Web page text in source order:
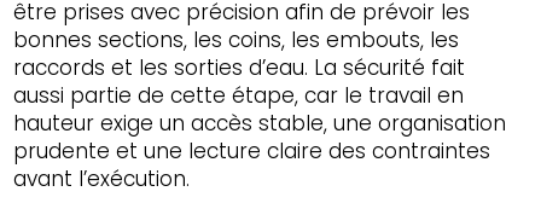
être prises avec précision afin de prévoir les
bonnes sections, les coins, les embouts, les
raccords et les sorties d’eau. La sécurité fait
aussi partie de cette étape, car le travail en
hauteur exige un accès stable, une organisation
prudente et une lecture claire des contraintes
avant l’exécution.